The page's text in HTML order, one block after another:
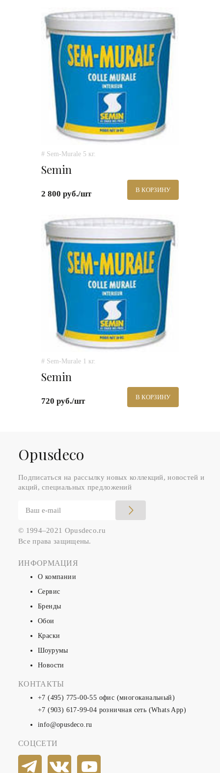
# Sem-Murale 5 кг.
Semin
2 800 руб./шт В КОРЗИНУ
# Sem-Murale 1 кг.
Semin
720 руб./шт В КОРЗИНУ
Оpusdeco
Подписаться на рассылку новых коллекций, новостей и
акций, специальных предложений
© 1994–2021 Opusdeco.ru
Все права защищены.
ИНФОРМАЦИЯ
О компании
Сервис
Бренды
Обои
Краски
Шоурумы
Новости
КОНТАКТЫ
+7 (495) 775-00-55 офис (многоканальный)
+7 (903) 617-99-04 розничная сеть (Whats App)
info@opusdeco.ru
СОЦСЕТИ